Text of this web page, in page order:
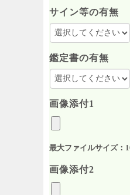
サイン等の有無
鑑定書の有無
画像添付1
最大ファイルサイズ：
画像添付2